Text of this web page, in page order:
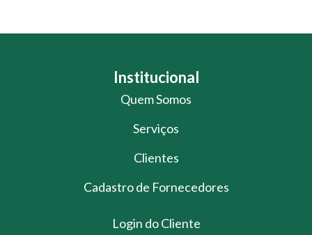
Institucional
Quem Somos
Serviços
Clientes
Cadastro de Fornecedores
Login do Cliente